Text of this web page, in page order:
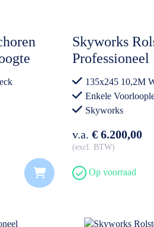
Skyworks
Professioneel
werkhoogte
135x245 10,2M
Enkele
Skyworks
v.a. € 6.200,00
excl. BTW
Op voorraad